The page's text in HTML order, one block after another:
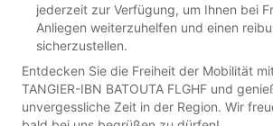
jederzeit zur Verfügung, um Ihnen bei
Anliegen weiterzuhelfen und einen
sicherzustellen.
Entdecken Sie die Freiheit der Mobilität
TANGIER-IBN BATOUTA FLGHF und
unvergessliche Zeit in der Region. Wir